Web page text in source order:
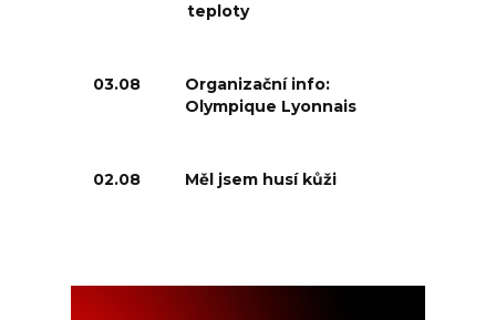
teploty
03.08
Organizační info:
Olympique Lyonnais
02.08 Měl jsem husí kůži